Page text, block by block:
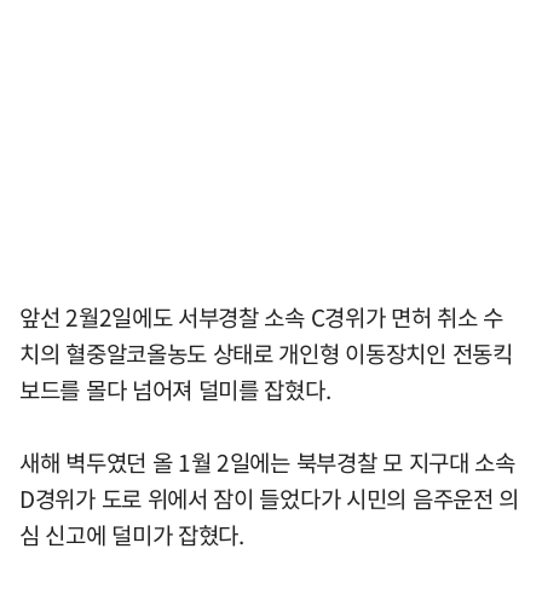
앞선 2월2일에도 서부경찰 소속 C경위가 면허 취소 수
치의 혈중알코올농도 상태로 개인형 이동장치인 전동킥
보드를 몰다 넘어져 덜미를 잡혔다.
새해 벽두였던 올 1월 2일에는 북부경찰 모 지구대 소속
D경위가 도로 위에서 잠이 들었다가 시민의 음주운전 의
심 신고에 덜미가 잡혔다.